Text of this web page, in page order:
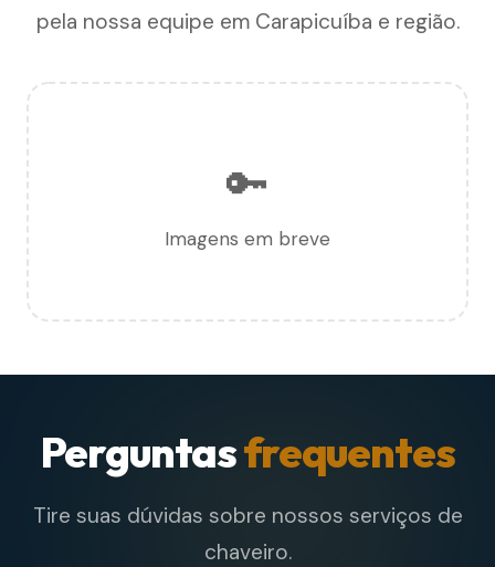
pela nossa equipe em Carapicuíba e região.
🔑
Imagens em breve
Perguntasfrequentes
Tire suas dúvidas sobre nossos serviços de
chaveiro.